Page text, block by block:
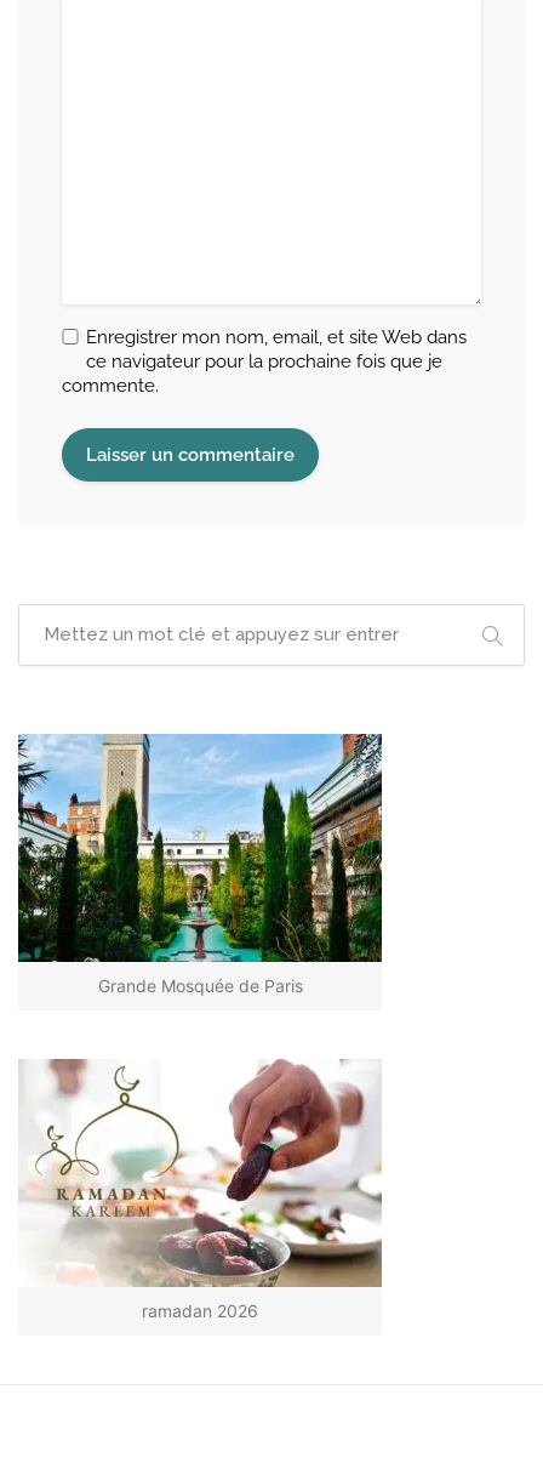
Enregistrer mon nom, email, et site Web dans
ce navigateur pour la prochaine fois que je
commente.
Grande Mosquée de Paris
ramadan 2026